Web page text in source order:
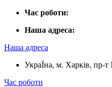
Час роботи:
Наша адреса:
Наша адреса
УкраЇна, м. Харків, пр-
Час роботи